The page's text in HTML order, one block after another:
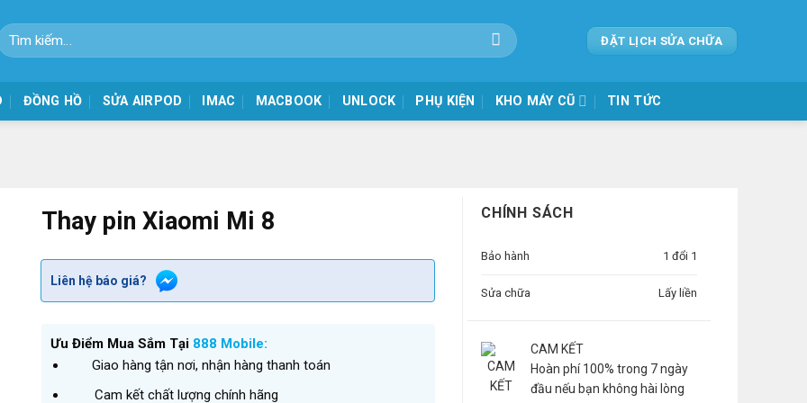
kiếm:
ĐẶT LỊCH SỬA CHỮA
ĐỒNG HỒ SỬA AIRPOD IMAC MACBOOK UNLOCK PHỤ KIỆN KHO MÁY CŨ TIN TỨC
Thay pin Xiaomi Mi 8
Liên hệ báo giá?
Ưu Điểm Mua Sắm Tại 888 Mobile:
Giao hàng tận nơi, nhận hàng thanh toán
Cam kết chất lượng chính hãng
CHÍNH SÁCH
Bảo hành 1 đổi 1
Sửa chữa Lấy liền
CAM KẾT
Hoàn phí 100% trong 7 ngày
đầu nếu bạn không hài lòng